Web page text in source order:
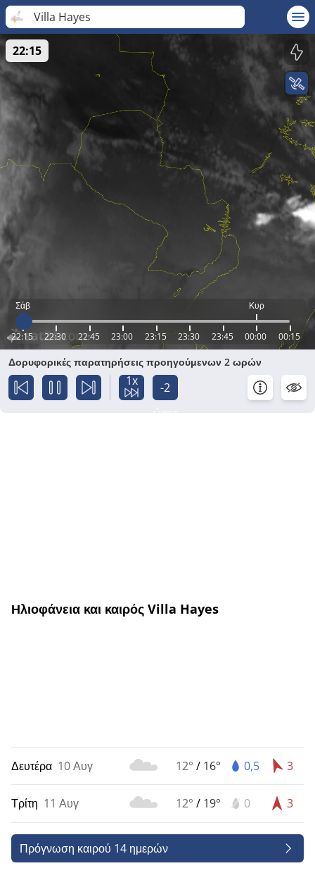
Villa Hayes
Σάβ Κυρ
22:15 22:30 22:45 23:00 23:15 23:30 23:45 00:00 00:15
22:15
Δορυφορικές παρατηρήσεις προηγούμενων 2 ωρών
1x
-2
Ηλιοφάνεια και καιρός Villa Hayes
Δευτέρα 10 Αυγ 12° / 16° 0,5 3
Τρίτη 11 Αυγ 12° / 19° 0 3
Πρόγνωση καιρού 14 ημερών